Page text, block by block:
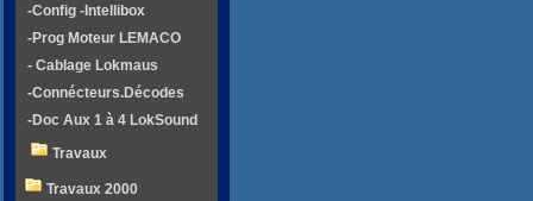
-Config -Intellibox
-Prog Moteur LEMACO
- Cablage Lokmaus
-Connécteurs.Décodes
-Doc Aux 1 à 4 LokSound
Travaux
Travaux 2000